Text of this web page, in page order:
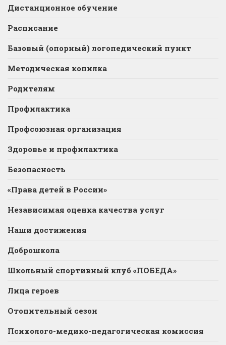
Дистанционное обучение
Расписание
Базовый (опорный) логопедический пункт
Методическая копилка
Родителям
Профилактика
Профсоюзная организация
Здоровье и профилактика
Безопасность
«Права детей в России»
Независимая оценка качества услуг
Наши достижения
Доброшкола
Школьный спортивный клуб «ПОБЕДА»
Лица героев
Отопительный сезон
Психолого-медико-педагогическая комиссия